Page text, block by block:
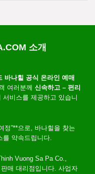
소개
바나힐 공식 온라인 예매
여러분께 신속하고 – 편리
서비스를 제공하고 있습니
정”**으로, 바나힐을 찾는
를 약속드립니다.
Vuong Sa Pa Co.,
매 대리점입니다. 사업자